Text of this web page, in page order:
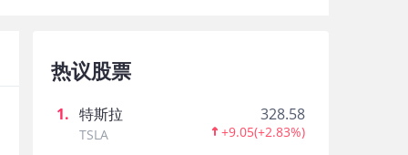
Sporepuppy
工商管理学士学位，15年全职数学私教
热议股票
1. 特斯拉
TSLA
328.58
+9.05(+2.83%)